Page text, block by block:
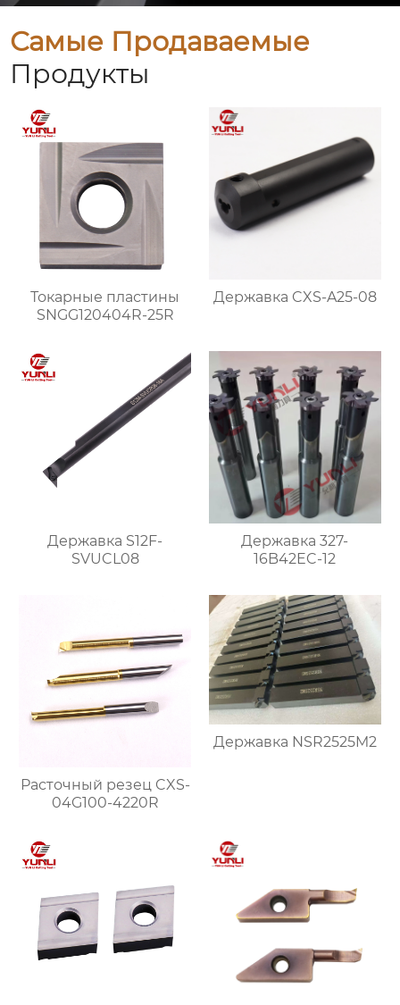
Самые Продаваемые
Продукты
Токарные пластины
SNGG120404R-25R
Державка CXS-A25-08
Державка S12F-
SVUCL08
Державка 327-
16B42EC-12
Расточный резец CXS-
04G100-4220R
Державка NSR2525M2